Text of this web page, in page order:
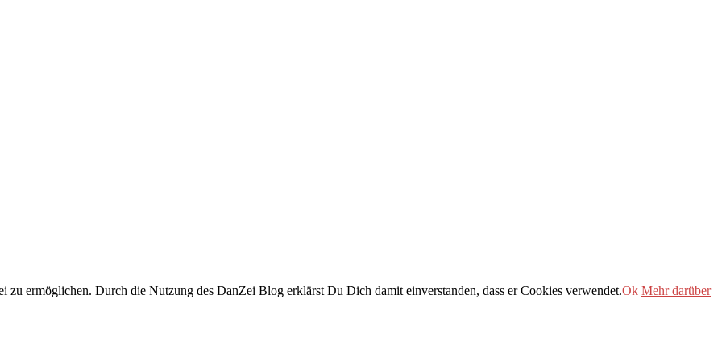
ermöglichen. Durch die Nutzung des DanZei Blog erklärst Du Dich damit einverstanden, dass er Cookies verwendet.Ok Mehr darüber